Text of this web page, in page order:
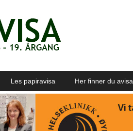
Les papiravisa Her finner du avisa